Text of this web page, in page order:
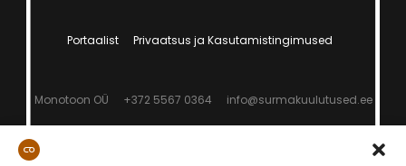
Portaalist Privaatsus ja Kasutamistingimused
Monotoon OÜ +372 5567 0364 info@surmakuulutused.ee